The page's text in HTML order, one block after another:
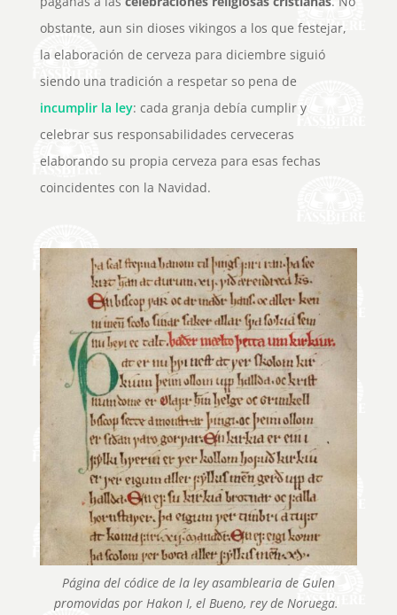
obstante, aun sin dioses vikingos a los que festejar,
la elaboración de cerveza para diciembre siguió
siendo una tradición a respetar so pena de
incumplir la ley: cada granja debía cumplir y
celebrar sus responsabilidades cerveceras
elaborando su propia cerveza para esas fechas
coincidentes con la Navidad.
Página del códice de la ley asamblearia de Gulen
promovidas por Hakon I, el Bueno, rey de Noruega.